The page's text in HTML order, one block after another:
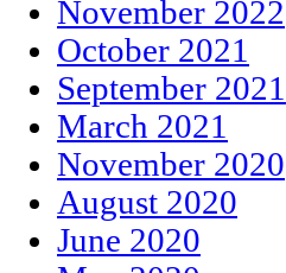
November 2022
October 2021
September 2021
March 2021
November 2020
August 2020
June 2020